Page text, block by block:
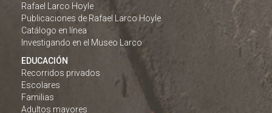
Rafael Larco Hoyle
Publicaciones de Rafael Larco Hoyle
Catálogo en línea
Investigando en el Museo Larco
EDUCACIÓN
Recorridos privados
Escolares
Familias
Adultos mayores